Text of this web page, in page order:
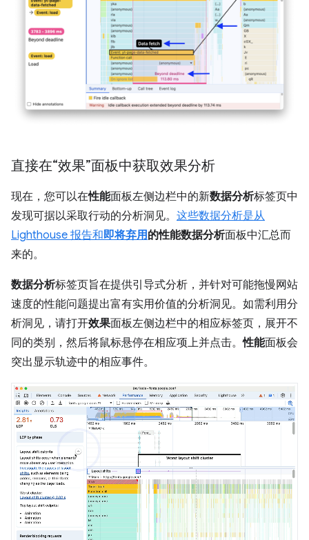
直接在“效果”面板中获取效果分析
现在，您可以在性能面板左侧边栏中的新数据分析标签页中
发现可据以采取行动的分析洞见。 这些数据分析是从
Lighthouse 报告和即将弃用的性能数据分析面板中汇总而
来的。
数据分析标签页旨在提供引导式分析，并针对可能拖慢网站
速度的性能问题提出富有实用价值的分析洞见。如需利用分
析洞见，请打开效果面板左侧边栏中的相应标签页，展开不
同的类别，然后将鼠标悬停在相应项上并点击。性能面板会
突出显示轨迹中的相应事件。